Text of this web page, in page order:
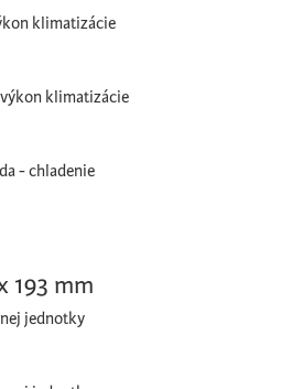
klimatizácie
klimatizácie
- chladenie
193 mm
jednotky